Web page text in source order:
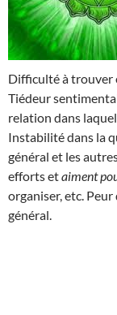
Difficulté à trouver
Tiédeur
relation dans
Instabilité dans la
général et les
efforts etaiment
organiser, etc.
général.